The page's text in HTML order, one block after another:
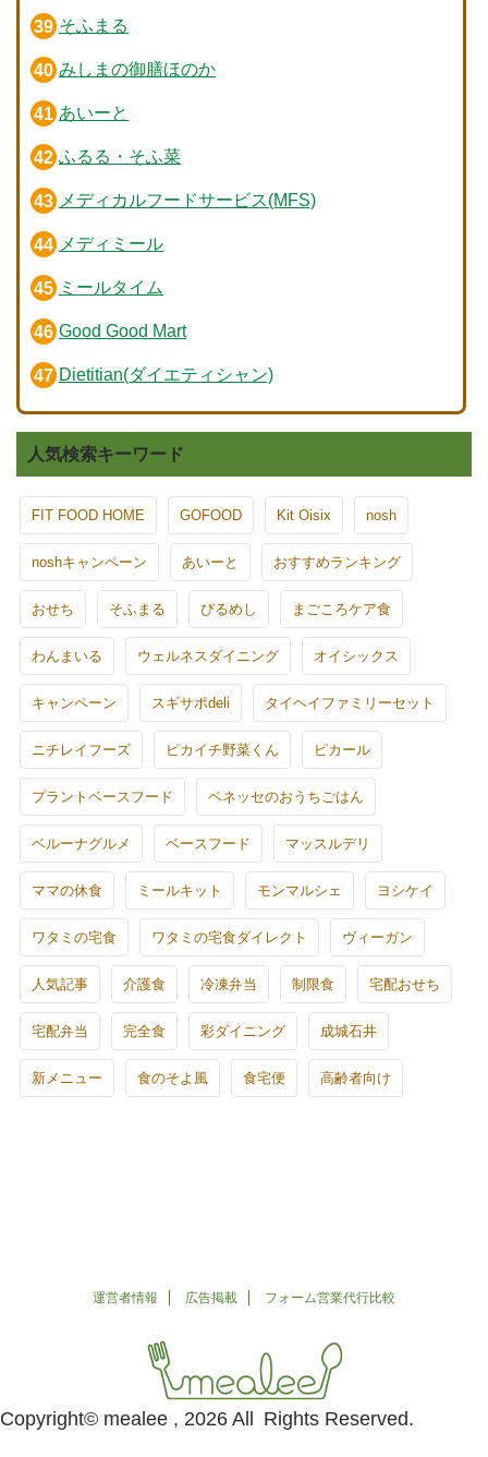
そふまる
みしまの御膳ほのか
あいーと
ふるる・そふ菜
メディカルフードサービス(MFS)
メディミール
ミールタイム
Good Good Mart
Dietitian(ダイエティシャン)
人気検索キーワード
FIT FOOD HOME GOFOOD Kit Oisix nosh
noshキャンペーン あいーと おすすめランキング
おせち そふまる びるめし まごころケア食
わんまいる ウェルネスダイニング オイシックス
キャンペーン スギサポdeli タイヘイファミリーセット
ニチレイフーズ ピカイチ野菜くん ピカール
プラントベースフード ベネッセのおうちごはん
ベルーナグルメ ベースフード マッスルデリ
ママの休食 ミールキット モンマルシェ ヨシケイ
ワタミの宅食 ワタミの宅食ダイレクト ヴィーガン
人気記事 介護食 冷凍弁当 制限食 宅配おせち
宅配弁当 完全食 彩ダイニング 成城石井
新メニュー 食のそよ風 食宅便 高齢者向け
運営者情報 広告掲載 フォーム営業代行比較
Copyright© mealee , 2026 All Rights Reserved.